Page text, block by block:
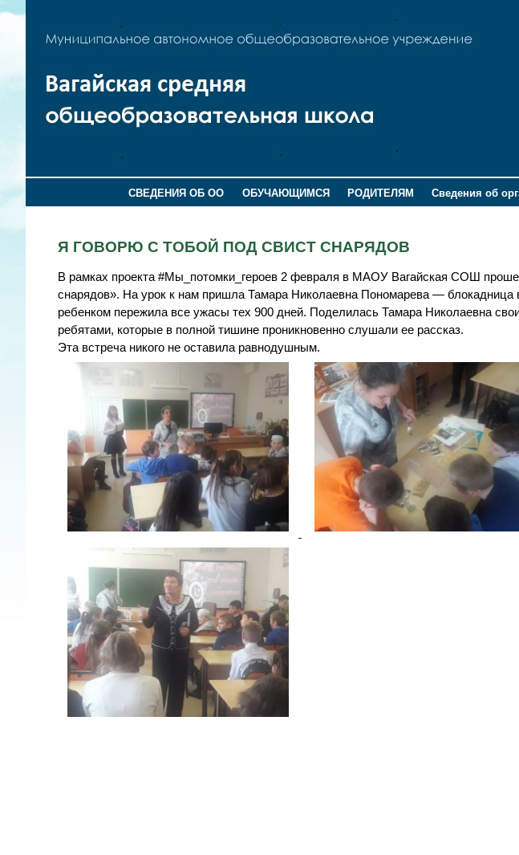
СВЕДЕНИЯ ОБ ОО ОБУЧАЮЩИМСЯ РОДИТЕЛЯМ Сведения об
Я ГОВОРЮ С ТОБОЙ ПОД СВИСТ СНАРЯДОВ
В рамках проекта #Мы_потомки_героев 2 февраля в МАОУ Вагайская СОШ
снарядов». На урок к нам пришла Тамара Николаевна Пономарева — блокадница
ребенком пережила все ужасы тех 900 дней. Поделилась Тамара Николаевна
ребятами, которые в полной тишине проникновенно слушали ее рассказ.
Эта встреча никого не оставила равнодушным.